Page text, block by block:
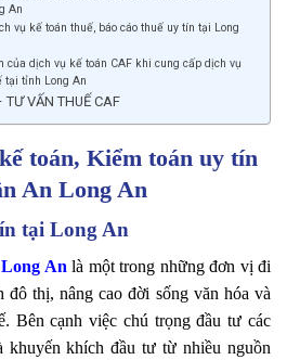
An
vụ kế toán thuế, báo cáo thuế uy tín tại Long
của dịch vụ kế toán CAF khi cung cấp dịch vụ
tại tỉnh Long An
TƯ VẤN THUẾ CAF
toán, Kiểm toán uy tín
An Long An
tại Long An
An là một trong những đơn vị đi
đô thị, nâng cao đời sống văn hóa và
Bên cạnh việc chú trọng đầu tư các
khuyến khích đầu tư từ nhiều nguồn